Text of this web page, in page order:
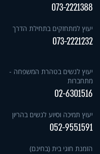
073-2221388
יעוץ למתחזקים בתחילת הדרך
073-2221232
יעוץ לנשים בטהרת המשפחה -
מתחברות
02-6301516
יעוץ תמיכה וסיוע לנשים בהריון
052-9551591
הזמנת חוגי בית (בחינם)